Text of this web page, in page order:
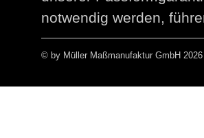
notwendig werden,
© by Müller Maßmanufaktur GmbH 2026